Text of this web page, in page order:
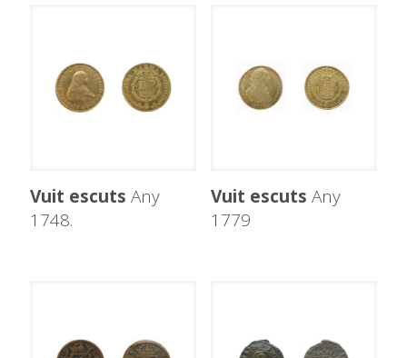
Vuit escuts Any
1748.
Vuit escuts Any
1779